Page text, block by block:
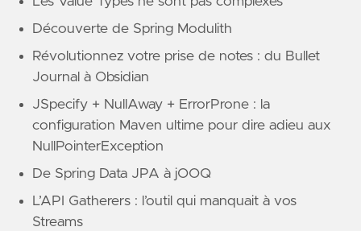
Découverte de Spring Modulith
Révolutionnez votre prise de notes : du Bullet
Journal à Obsidian
JSpecify + NullAway + ErrorProne : la
configuration Maven ultime pour dire adieu aux
NullPointerException
De Spring Data JPA à jOOQ
L’API Gatherers : l’outil qui manquait à vos
Streams